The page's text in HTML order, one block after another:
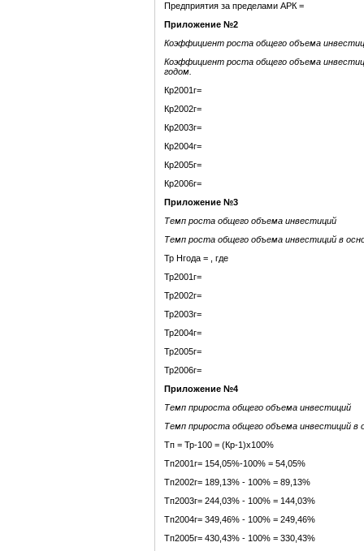
Предприятия за пределами АРК =
Приложение №2
Коэффициент роста общего объема
Коэффициент роста общего объема
годом.
Кр2001г=
Кр2002г=
Кр2003г=
Кр2004г=
Кр2005г=
Кр2006г=
Приложение №3
Темп роста общего объема инвестиций
Темп роста общего объема инвестиций в
Тр Нгода = , где
Тр2001г=
Тр2002г=
Тр2003г=
Тр2004г=
Тр2005г=
Тр2006г=
Приложение №4
Темп прироста общего объема инвестиций
Темп прироста общего объема инвестиций в
Тп = Тр-100 = (Кр-1)х100%
Тп2001г= 154,05%-100% = 54,05%
Тп2002г= 189,13% - 100% = 89,13%
Тп2003г= 244,03% - 100% = 144,03%
Тп2004г= 349,46% - 100% = 249,46%
Тп2005г= 430,43% - 100% = 330,43%